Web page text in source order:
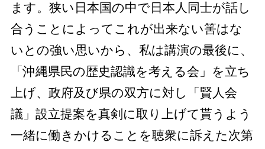
ます。狭い日本国の中で日本人同士が話し
合うことによってこれが出来ない筈はな
いとの強い思いから、私は講演の最後に、
「沖縄県民の歴史認識を考える会」を立ち
上げ、政府及び県の双方に対し「賢人会
議」設立提案を真剣に取り上げて貰うよう
一緒に働きかけることを聴衆に訴えた次第